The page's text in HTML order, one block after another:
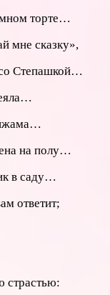
торте…
мне сказку»,
Степашкой…
на полу…
в саду…
ответит;
страстью: